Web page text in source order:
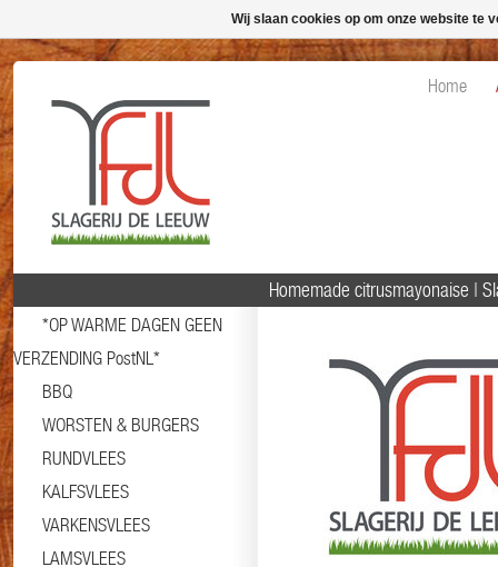
Home
*OP WARME DAGEN GEEN
VERZENDING PostNL*
BBQ
WORSTEN & BURGERS
RUNDVLEES
KALFSVLEES
VARKENSVLEES
LAMSVLEES
Homemade citrusmayonaise |
Wij slaan cookies op om onze website te